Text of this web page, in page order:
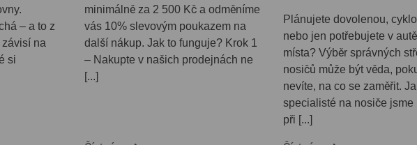
– a to z
na
si
minimálně za 2 500 Kč a odměníme
vás 10% slevovým poukazem na
další nákup. Jak to funguje? Krok 1
– Nakupte v našich prodejnách ne
[...]
Plánujete dovolenou,
nebo jen potřebujete v
místa? Výběr správných
nosičů může být věda,
nevíte, na co se zaměřit.
specialisté na nosiče jsme
při [...]